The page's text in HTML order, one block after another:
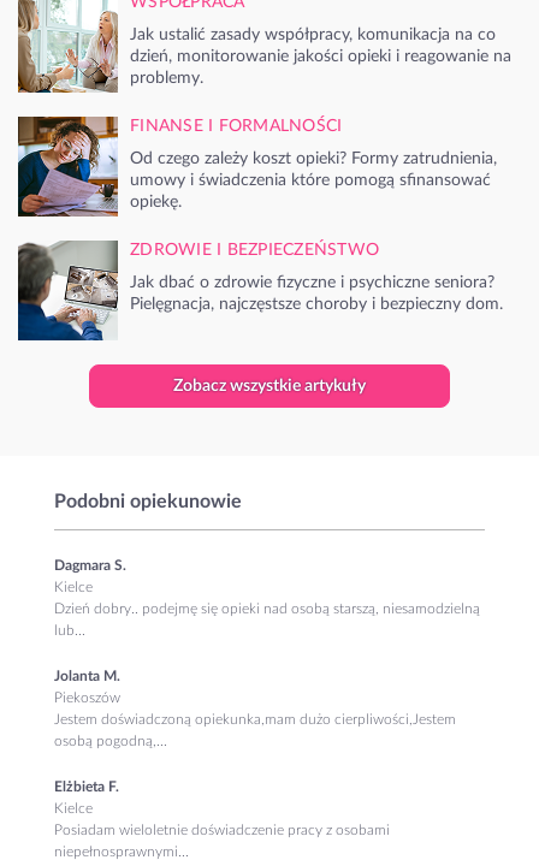
Jak ustalić zasady współpracy, komunikacja na co
dzień, monitorowanie jakości opieki i reagowanie na
problemy.
FINANSE I FORMALNOŚCI
Od czego zależy koszt opieki? Formy zatrudnienia,
umowy i świadczenia które pomogą sfinansować
opiekę.
ZDROWIE I BEZPIECZEŃSTWO
Jak dbać o zdrowie fizyczne i psychiczne seniora?
Pielęgnacja, najczęstsze choroby i bezpieczny dom.
Zobacz wszystkie artykuły
Podobni opiekunowie
Dagmara S.
Kielce
Dzień dobry.. podejmę się opieki nad osobą starszą, niesamodzielną
lub...
Jolanta M.
Piekoszów
Jestem doświadczoną opiekunka,mam dużo cierpliwości,Jestem
osobą pogodną,...
Elżbieta F.
Kielce
Posiadam wieloletnie doświadczenie pracy z osobami
niepełnosprawnymi...